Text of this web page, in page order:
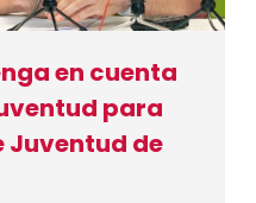
en cuenta
para
Juventud de